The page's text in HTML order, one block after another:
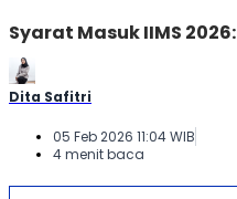
Syarat Masuk IIMS
Dita Safitri
05 Feb 2026 11:04 WIB
4 menit baca